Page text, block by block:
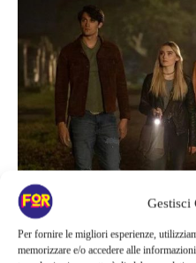
Gestisci
Per fornire le migliori esperienze,
memorizzare e/o accedere alle
Non si conosce ancora la data